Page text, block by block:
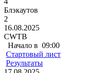
Блэкаутов
2
16.08.2025
CWTB
Начало в 09:00
Стартовый лист
Результаты